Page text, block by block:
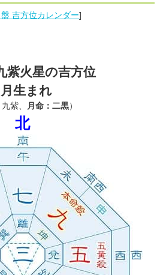
盤 吉方位カレンダー]
紫火星の吉方位
生まれ
紫、 月命：二黒）
北